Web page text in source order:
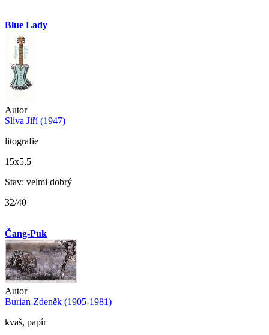
Blue Lady
Autor
Slíva Jiří (1947)
litografie
15x5,5
Stav: velmi dobrý
32/40
Čang-Puk
Autor
Burian Zdeněk (1905-1981)
kvaš, papír